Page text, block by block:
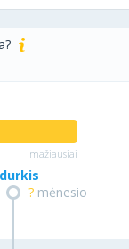
mažiausiai
? mėnesio